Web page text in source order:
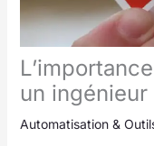
un
Automatisation &